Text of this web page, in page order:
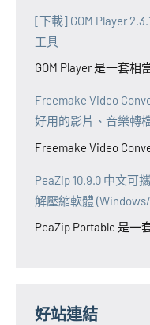
[下載] GOM Player
工具
GOM Player 是一套相
Freemake Video
好用的影片、音樂轉
Freemake Video
PeaZip 10.9.0 中文可
解壓縮軟體
PeaZip Portable 是一
好站連結